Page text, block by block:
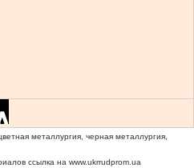
металлургия, черная металлургия,
ссылка на www.ukrrudprom.ua